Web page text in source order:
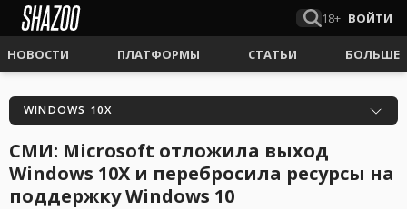
18+ ВОЙТИ
НОВОСТИ ПЛАТФОРМЫ СТАТЬИ БОЛЬШЕ
WINDOWS 10X
СМИ: Microsoft отложила выход
Windows 10X и перебросила ресурсы на
поддержку Windows 10